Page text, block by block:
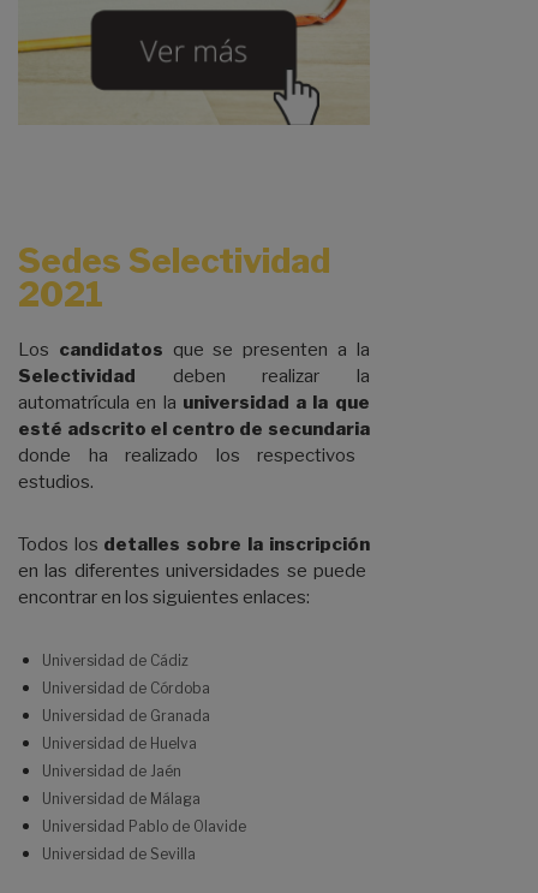
Sedes Selectividad
2021
Los candidatos que se presenten a la
Selectividad deben realizar la
automatrícula en la universidad a la que
esté adscrito el centro de secundaria
donde ha realizado los respectivos
estudios.
Todos los detalles sobre la inscripción
en las diferentes universidades se puede
encontrar en los siguientes enlaces:
Universidad de Cádiz
Universidad de Córdoba
Universidad de Granada
Universidad de Huelva
Universidad de Jaén
Universidad de Málaga
Universidad Pablo de Olavide
Universidad de Sevilla